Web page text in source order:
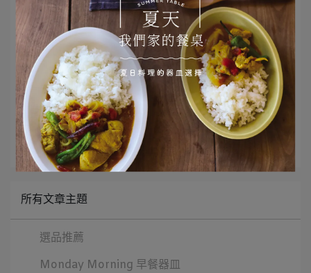
點選圖片看更多商品資訊
文章分類 Monday morning
所有文章主題
選品推薦
Monday Morning 早餐器皿